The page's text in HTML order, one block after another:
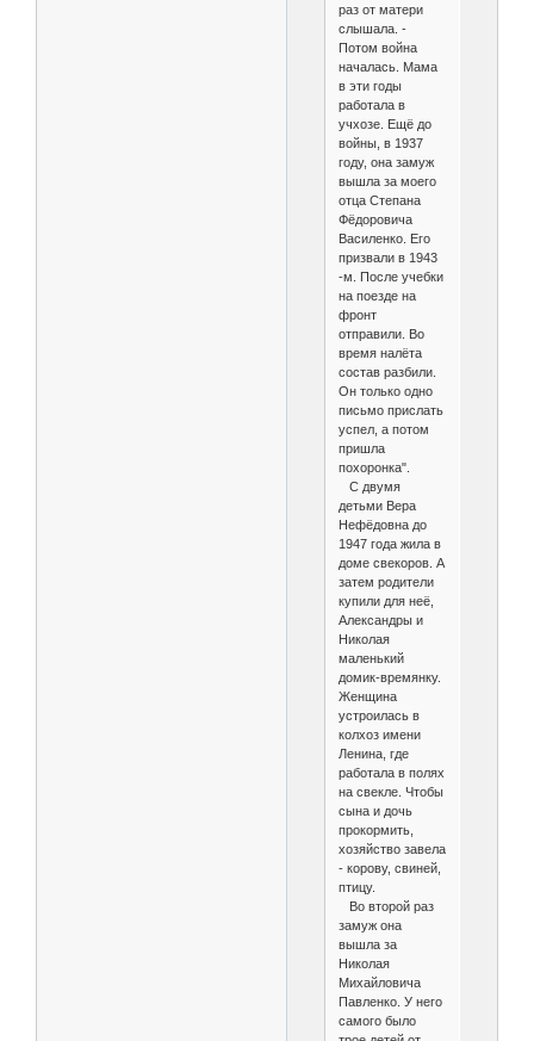
раз от матери
слышала. -
Потом война
началась. Мама
в эти годы
работала в
учхозе. Ещё до
войны, в 1937
году, она замуж
вышла за моего
отца Степана
Фёдоровича
Василенко. Его
призвали в 1943
-м. После учебки
на поезде на
фронт
отправили. Во
время налёта
состав разбили.
Он только одно
письмо прислать
успел, а потом
пришла
похоронка".
С двумя
детьми Вера
Нефёдовна до
1947 года жила в
доме свекоров. А
затем родители
купили для неё,
Александры и
Николая
маленький
домик-времянку.
Женщина
устроилась в
колхоз имени
Ленина, где
работала в полях
на свекле. Чтобы
сына и дочь
прокормить,
хозяйство завела
- корову, свиней,
птицу.
Во второй раз
замуж она
вышла за
Николая
Михайловича
Павленко. У него
самого было